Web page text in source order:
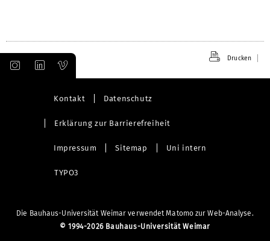
Drucken
Kontakt Datenschutz
Erklärung zur Barrierefreiheit
Impressum Sitemap Uni intern
TYPO3
Die Bauhaus-Universität Weimar verwendet Matomo zur Web-Analyse.
© 1994-2026 Bauhaus-Universität Weimar